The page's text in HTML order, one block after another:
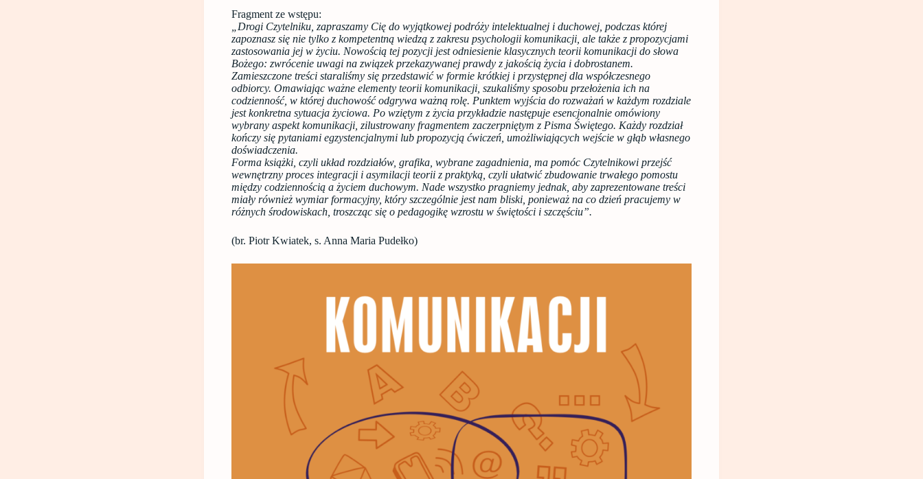
Fragment ze wstępu:
„Drogi Czytelniku, zapraszamy Cię do wyjątkowej podróży intelektualnej i duchowej, podczas której
zapoznasz się nie tylko z kompetentną wiedzą z zakresu psychologii komunikacji, ale także z propozycjami
zastosowania jej w życiu. Nowością tej pozycji jest odniesienie klasycznych teorii komunikacji do słowa
Bożego: zwrócenie uwagi na związek przekazywanej prawdy z jakością życia i dobrostanem.
Zamieszczone treści staraliśmy się przedstawić w formie krótkiej i przystępnej dla współczesnego
odbiorcy. Omawiając ważne elementy teorii komunikacji, szukaliśmy sposobu przełożenia ich na
codzienność, w której duchowość odgrywa ważną rolę. Punktem wyjścia do rozważań w każdym rozdziale
jest konkretna sytuacja życiowa. Po wziętym z życia przykładzie następuje esencjonalnie omówiony
wybrany aspekt komunikacji, zilustrowany fragmentem zaczerpniętym z Pisma Świętego. Każdy rozdział
kończy się pytaniami egzystencjalnymi lub propozycją ćwiczeń, umożliwiających wejście w głąb własnego
doświadczenia.
Forma książki, czyli układ rozdziałów, grafika, wybrane zagadnienia, ma pomóc Czytelnikowi przejść
wewnętrzny proces integracji i asymilacji teorii z praktyką, czyli ułatwić zbudowanie trwałego pomostu
między codziennością a życiem duchowym. Nade wszystko pragniemy jednak, aby zaprezentowane treści
miały również wymiar formacyjny, który szczególnie jest nam bliski, ponieważ na co dzień pracujemy w
różnych środowiskach, troszcząc się o pedagogikę wzrostu w świętości i szczęściu”.
(br. Piotr Kwiatek, s. Anna Maria Pudełko)